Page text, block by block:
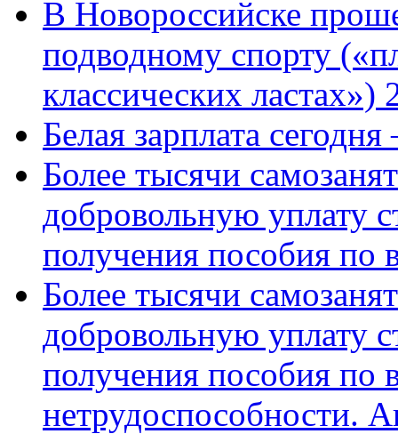
В Новороссийске
подводному спорту
классических ластах»)
Белая зарплата
Более тысячи
добровольную уплату
получения пособия по
Более тысячи
добровольную уплату
получения пособия по
нетрудоспособности.